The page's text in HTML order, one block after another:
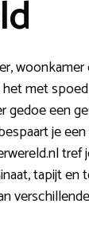
met
een
je
tref
tapijt